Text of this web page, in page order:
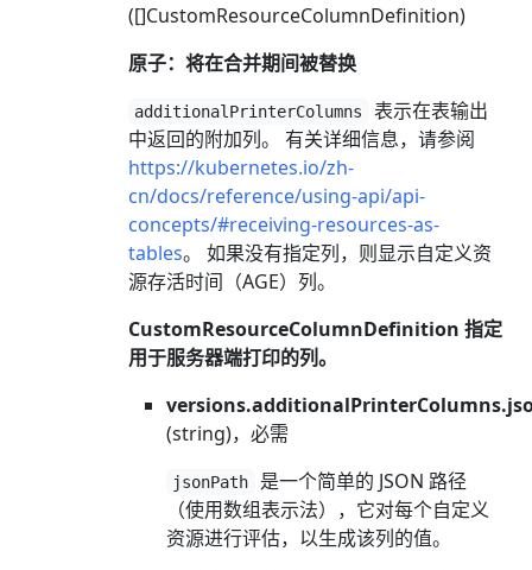
([]CustomResourceColumnDefinition)
原子：将在合并期间被替换
additionalPrinterColumns
表示在表输出
中返回的附加列。 有关详细信息，请参阅
https://kubernetes.io/zh-
cn/docs/reference/using-api/api-
concepts/#receiving-resources-as-
tables。 如果没有指定列，则显示自定义资
源存活时间（AGE）列。
CustomResourceColumnDefinition 指定
用于服务器端打印的列。
(string)，必需
jsonPath
是一个简单的 JSON 路径
（使用数组表示法），它对每个自定义
资源进行评估，以生成该列的值。